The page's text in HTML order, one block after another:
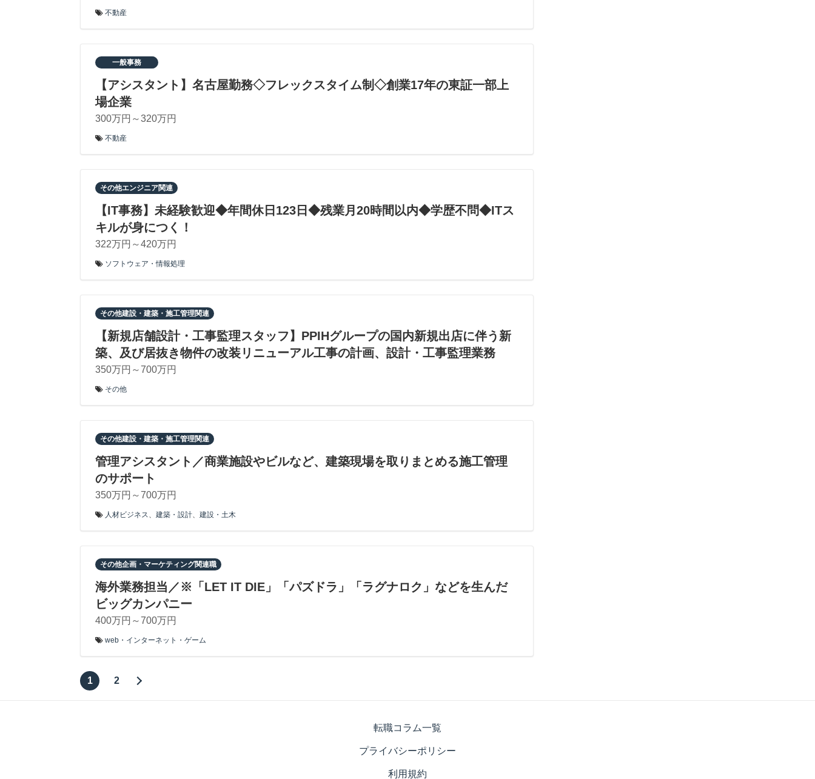
不動産
一般事務
【アシスタント】名古屋勤務◇フレックスタイム制◇創業17年の東証一部上
場企業
300万円～320万円
不動産
その他エンジニア関連
【IT事務】未経験歓迎◆年間休日123日◆残業月20時間以内◆学歴不問◆ITス
キルが身につく！
322万円～420万円
ソフトウェア・情報処理
その他建設・建築・施工管理関連
【新規店舗設計・工事監理スタッフ】PPIHグループの国内新規出店に伴う新
築、及び居抜き物件の改装リニューアル工事の計画、設計・工事監理業務
350万円～700万円
その他
その他建設・建築・施工管理関連
管理アシスタント／商業施設やビルなど、建築現場を取りまとめる施工管理
のサポート
350万円～700万円
人材ビジネス、 建築・設計、 建設・土木
その他企画・マーケティング関連職
海外業務担当／※「LET IT DIE」「パズドラ」「ラグナロク」などを生んだ
ビッグカンパニー
400万円～700万円
web・インターネット・ゲーム
1 2
転職コラム一覧
プライバシーポリシー
利用規約